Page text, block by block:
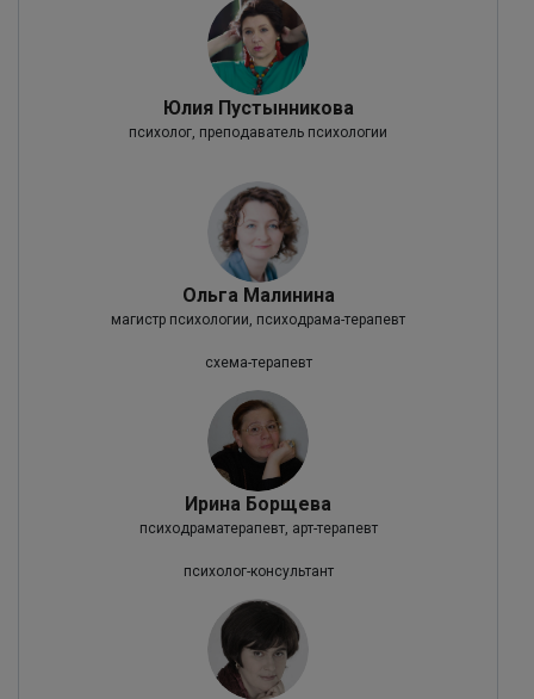
Юлия Пустынникова
психолог, преподаватель психологии
Ольга Малинина
магистр психологии, психодрама-терапевт
схема-терапевт
Ирина Борщева
психодраматерапевт, арт-терапевт
психолог-консультант